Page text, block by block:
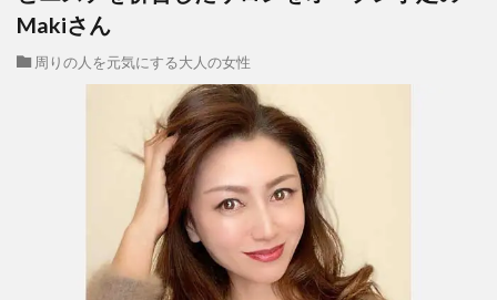
Makiさん
周りの人を元気にする大人の女性